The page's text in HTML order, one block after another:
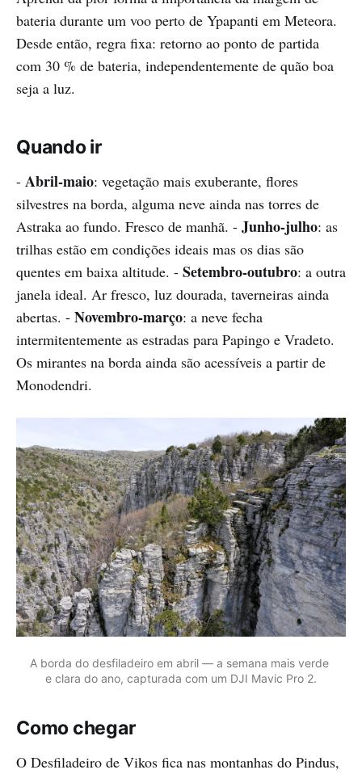
bateria durante um voo perto de Ypapanti em Meteora.
Desde então, regra fixa: retorno ao ponto de partida
com 30 % de bateria, independentemente de quão boa
seja a luz.
Quando ir
- Abril-maio: vegetação mais exuberante, flores
silvestres na borda, alguma neve ainda nas torres de
Astraka ao fundo. Fresco de manhã. - Junho-julho: as
trilhas estão em condições ideais mas os dias são
quentes em baixa altitude. - Setembro-outubro: a outra
janela ideal. Ar fresco, luz dourada, taverneiras ainda
abertas. - Novembro-março: a neve fecha
intermitentemente as estradas para Papingo e Vradeto.
Os mirantes na borda ainda são acessíveis a partir de
Monodendri.
A borda do desfiladeiro em abril — a semana mais verde
e clara do ano, capturada com um DJI Mavic Pro 2.
Como chegar
O Desfiladeiro de Vikos fica nas montanhas do Pindus,